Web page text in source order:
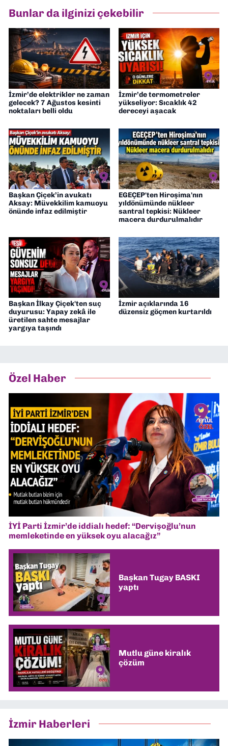
Gazetesi'nde editörlük yapıyorum
Bunlar da ilginizi çekebilir
İzmir’de elektrikler ne zaman
gelecek? 7 Ağustos kesinti
noktaları belli oldu
İzmir’de termometreler
yükseliyor: Sıcaklık 42
dereceyi aşacak
Başkan Çiçek’in avukatı
Aksay: Müvekkilim kamuoyu
önünde infaz edilmiştir
EGEÇEP'ten Hiroşima'nın
yıldönümünde nükleer
santral tepkisi: Nükleer
macera durdurulmalıdır
Başkan İlkay Çiçek'ten suç
duyurusu: Yapay zekâ ile
üretilen sahte mesajlar
yargıya taşındı
İzmir açıklarında 16
düzensiz göçmen kurtarıldı
Özel Haber
İYİ Parti İzmir’de iddialı hedef: “Dervişoğlu’nun
memleketinde en yüksek oyu alacağız”
Başkan Tugay BASKI
yaptı
Mutlu güne kiralık
çözüm
İzmir Haberleri